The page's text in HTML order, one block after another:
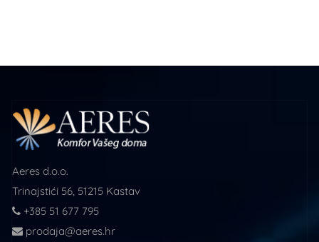
Aeres d.o.o.
Trinajstići 56, 51215 Kastav
+385 51 677 795
prodaja@aeres.hr